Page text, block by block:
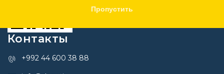
Пропустить
Контакты
+992 44 600 38 88